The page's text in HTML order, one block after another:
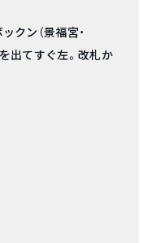
クン（景福宮・
出てすぐ左。改札か